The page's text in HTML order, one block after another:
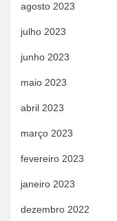
agosto 2023
julho 2023
junho 2023
maio 2023
abril 2023
março 2023
fevereiro 2023
janeiro 2023
dezembro 2022